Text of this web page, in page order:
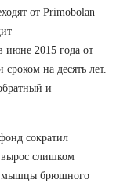
от Primobolan
июне 2015 года от
на десять лет.
и
сократил
слишком
мышцы брюшного